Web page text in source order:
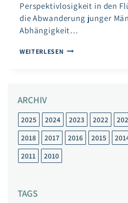
Perspektivlosigkeit in den
die Abwanderung junger
Abhängigkeit…
WEITERLESEN FACHTAG
IN
ARCHIV
2025 2024 2023 2022
2018
2017 2016 2015
2011
2010
TAGS